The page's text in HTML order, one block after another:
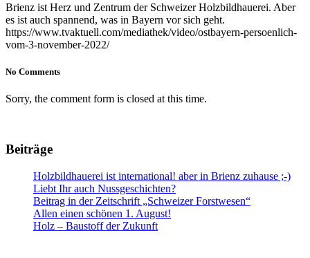
Brienz ist Herz und Zentrum der Schweizer Holzbildhauerei. Aber
es ist auch spannend, was in Bayern vor sich geht.
https://www.tvaktuell.com/mediathek/video/ostbayern-persoenlich-
vom-3-november-2022/
No Comments
Sorry, the comment form is closed at this time.
Beiträge
Holzbildhauerei ist international! aber in Brienz zuhause ;-)
Liebt Ihr auch Nussgeschichten?
Beitrag in der Zeitschrift „Schweizer Forstwesen“
Allen einen schönen 1. August!
Holz – Baustoff der Zukunft